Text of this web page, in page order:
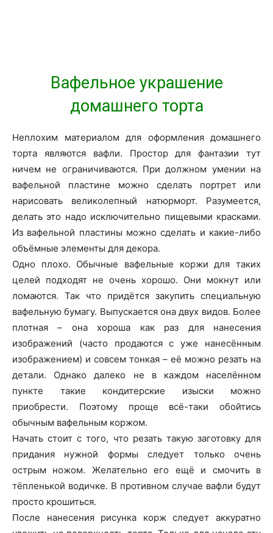
Вафельное украшение
домашнего торта
Неплохим материалом для оформления домашнего
торта являются вафли. Простор для фантазии тут
ничем не ограничиваются. При должном умении на
вафельной пластине можно сделать портрет или
нарисовать великолепный натюрморт. Разумеется,
делать это надо исключительно пищевыми красками.
Из вафельной пластины можно сделать и какие-либо
объёмные элементы для декора.
Одно плохо. Обычные вафельные коржи для таких
целей подходят не очень хорошо. Они мокнут или
ломаются. Так что придётся закупить специальную
вафельную бумагу. Выпускается она двух видов. Более
плотная – она хороша как раз для нанесения
изображений (часто продаются с уже нанесённым
изображением) и совсем тонкая – её можно резать на
детали. Однако далеко не в каждом населённом
пункте такие кондитерские изыски можно
приобрести. Поэтому проще всё-таки обойтись
обычным вафельным коржом.
Начать стоит с того, что резать такую заготовку для
придания нужной формы следует только очень
острым ножом. Желательно его ещё и смочить в
тёпленькой водичке. В противном случае вафли будут
просто крошиться.
После нанесения рисунка корж следует аккуратно